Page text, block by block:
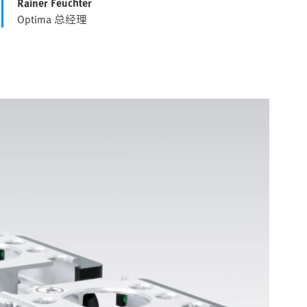
Optima 总经理